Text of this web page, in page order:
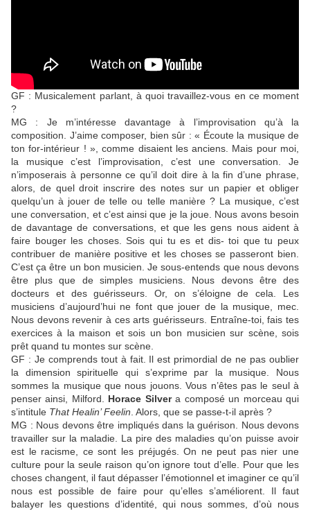
GF : Musicalement parlant, à quoi travaillez-vous en ce moment
?
MG : Je m’intéresse davantage à l’improvisation qu’à la
composition. J’aime composer, bien sûr : « Écoute la musique de
ton for-intérieur ! », comme disaient les anciens. Mais pour moi,
la musique c’est l’improvisation, c’est une conversation. Je
n’imposerais à personne ce qu’il doit dire à la fin d’une phrase,
alors, de quel droit inscrire des notes sur un papier et obliger
quelqu’un à jouer de telle ou telle manière ? La musique, c’est
une conversation, et c’est ainsi que je la joue. Nous avons besoin
de davantage de conversations, et que les gens nous aident à
faire bouger les choses. Sois qui tu es et dis- toi que tu peux
contribuer de manière positive et les choses se passeront bien.
C’est ça être un bon musicien. Je sous-entends que nous devons
être plus que de simples musiciens. Nous devons être des
docteurs et des guérisseurs. Or, on s’éloigne de cela. Les
musiciens d’aujourd’hui ne font que jouer de la musique, mec.
Nous devons revenir à ces arts guérisseurs. Entraîne-toi, fais tes
exercices à la maison et sois un bon musicien sur scène, sois
prêt quand tu montes sur scène.
GF : Je comprends tout à fait. Il est primordial de ne pas oublier
la dimension spirituelle qui s’exprime par la musique. Nous
sommes la musique que nous jouons. Vous n’êtes pas le seul à
penser ainsi, Milford. Horace Silvera composé un morceau qui
s’intitule That Healin’ Feelin . Alors, que se passe-t-il après ?
MG : Nous devons être impliqués dans la guérison. Nous devons
travailler sur la maladie. La pire des maladies qu’on puisse avoir
est le racisme, ce sont les préjugés. On ne peut pas nier une
culture pour la seule raison qu’on ignore tout d’elle. Pour que les
choses changent, il faut dépasser l’émotionnel et imaginer ce qu’il
nous est possible de faire pour qu’elles s’améliorent. Il faut
balayer les questions d’identité, qui nous sommes, d’où nous